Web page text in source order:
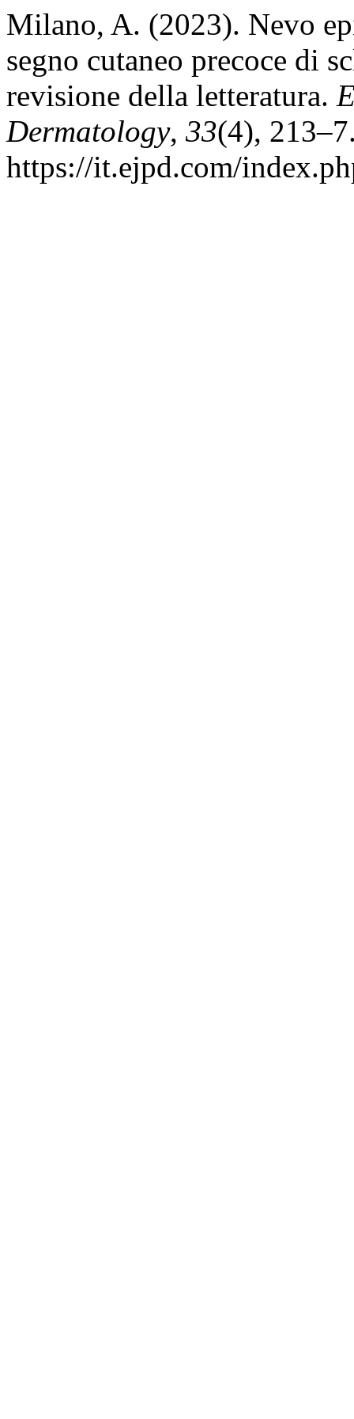
Milano, A. (2023). Nevo
segno cutaneo precoce di
revisione della letteratura.
Dermatology, 33(4),
https://it.ejpd.com/